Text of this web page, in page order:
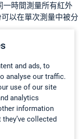
and ads, to
analyse our traffic.
use of our site
analytics
information
collected
一時間測量所有紅外
以在單次測量中被分
及固定式 FTIR 排放監
段紅外光譜來運作。
種氣體的濃度。所
整段紅外光譜一次
何互相干擾得以補